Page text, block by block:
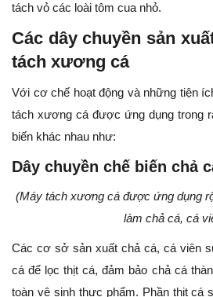
tách vỏ các loài tôm cua nhỏ.
Các dây chuyền sản
tách xương cá
Với cơ chế hoạt động và những tiện
tách xương cá được ứng dụng trong
biến khác nhau như:
Dây chuyền chế biến chả
(Máy tách xương cá được ứng dụng
làm chả cá, cá
Các cơ sở sản xuất chả cá, cá viên
cá để lọc thịt cá, đảm bảo chả cá
toàn vệ sinh thực phẩm. Phần thịt cá